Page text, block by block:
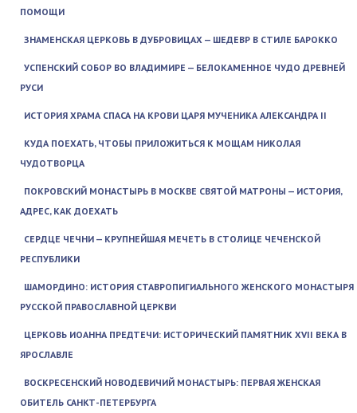
ПОМОЩИ
ЗНАМЕНСКАЯ ЦЕРКОВЬ В ДУБРОВИЦАХ — ШЕДЕВР В СТИЛЕ БАРОККО
УСПЕНСКИЙ СОБОР ВО ВЛАДИМИРЕ — БЕЛОКАМЕННОЕ ЧУДО ДРЕВНЕЙ
РУСИ
ИСТОРИЯ ХРАМА СПАСА НА КРОВИ ЦАРЯ МУЧЕНИКА АЛЕКСАНДРА II
КУДА ПОЕХАТЬ, ЧТОБЫ ПРИЛОЖИТЬСЯ К МОЩАМ НИКОЛАЯ
ЧУДОТВОРЦА
ПОКРОВСКИЙ МОНАСТЫРЬ В МОСКВЕ СВЯТОЙ МАТРОНЫ — ИСТОРИЯ,
АДРЕС, КАК ДОЕХАТЬ
СЕРДЦЕ ЧЕЧНИ — КРУПНЕЙШАЯ МЕЧЕТЬ В СТОЛИЦЕ ЧЕЧЕНСКОЙ
РЕСПУБЛИКИ
ШАМОРДИНО: ИСТОРИЯ СТАВРОПИГИАЛЬНОГО ЖЕНСКОГО МОНАСТЫРЯ
РУССКОЙ ПРАВОСЛАВНОЙ ЦЕРКВИ
ЦЕРКОВЬ ИОАННА ПРЕДТЕЧИ: ИСТОРИЧЕСКИЙ ПАМЯТНИК XVII ВЕКА В
ЯРОСЛАВЛЕ
ВОСКРЕСЕНСКИЙ НОВОДЕВИЧИЙ МОНАСТЫРЬ: ПЕРВАЯ ЖЕНСКАЯ
ОБИТЕЛЬ САНКТ-ПЕТЕРБУРГА